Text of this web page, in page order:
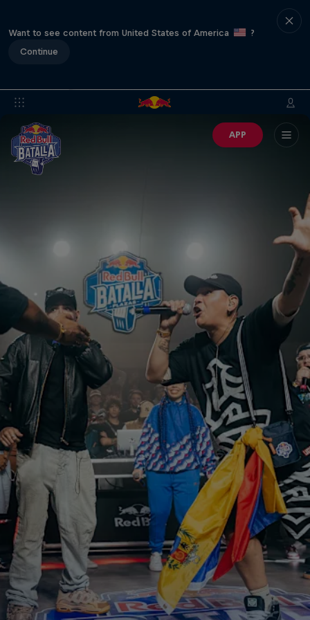
Want to see content from United States of America
?
Continue
APP